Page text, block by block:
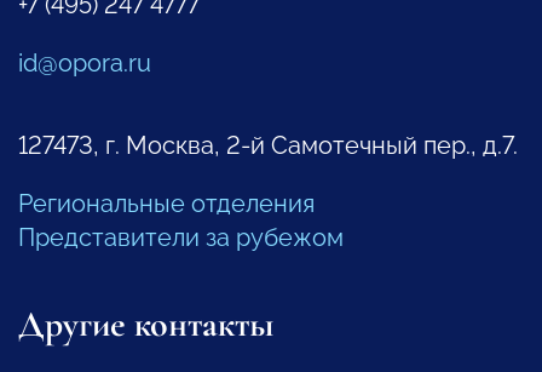
id@opora.ru
127473, г. Москва, 2-й Самотечный пер., д.7.
Региональные отделения
Представители за рубежом
Другие контакты